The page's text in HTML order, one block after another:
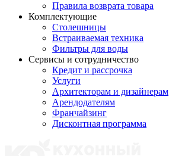
Правила возврата товара
Комплектующие
Столешницы
Встраиваемая техника
Фильтры для воды
Сервисы и сотрудничество
Кредит и рассрочка
Услуги
Архитекторам и дизайнерам
Арендодателям
Франчайзинг
Дисконтная программа